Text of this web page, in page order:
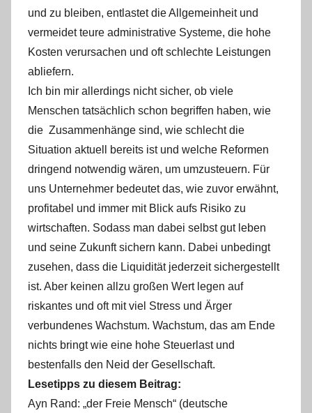
und zu bleiben, entlastet die Allgemeinheit und
vermeidet teure administrative Systeme, die hohe
Kosten verursachen und oft schlechte Leistungen
abliefern.
Ich bin mir allerdings nicht sicher, ob viele
Menschen tatsächlich schon begriffen haben, wie
die Zusammenhänge sind, wie schlecht die
Situation aktuell bereits ist und welche Reformen
dringend notwendig wären, um umzusteuern. Für
uns Unternehmer bedeutet das, wie zuvor erwähnt,
profitabel und immer mit Blick aufs Risiko zu
wirtschaften. Sodass man dabei selbst gut leben
und seine Zukunft sichern kann. Dabei unbedingt
zusehen, dass die Liquidität jederzeit sichergestellt
ist. Aber keinen allzu großen Wert legen auf
riskantes und oft mit viel Stress und Ärger
verbundenes Wachstum. Wachstum, das am Ende
nichts bringt wie eine hohe Steuerlast und
bestenfalls den Neid der Gesellschaft.
Lesetipps zu diesem Beitrag:
Ayn Rand: „der Freie Mensch“ (deutsche